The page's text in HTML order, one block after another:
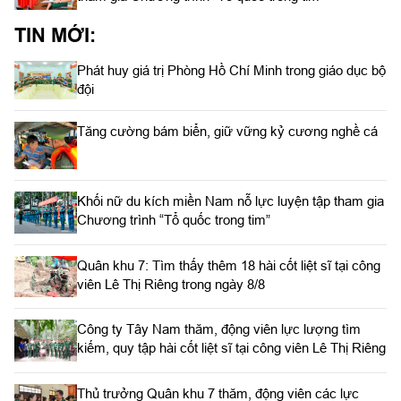
TIN MỚI:
Phát huy giá trị Phòng Hồ Chí Minh trong giáo dục bộ
đội
Tăng cường bám biển, giữ vững kỷ cương nghề cá
Khối nữ du kích miền Nam nỗ lực luyện tập tham gia
Chương trình “Tổ quốc trong tim”
Quân khu 7: Tìm thấy thêm 18 hài cốt liệt sĩ tại công
viên Lê Thị Riêng trong ngày 8/8
Công ty Tây Nam thăm, động viên lực lượng tìm
kiếm, quy tập hài cốt liệt sĩ tại công viên Lê Thị Riêng
Thủ trưởng Quân khu 7 thăm, động viên các lực